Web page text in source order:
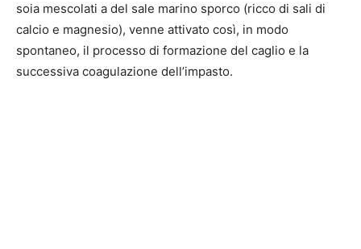
soia mescolati a del sale marino sporco (ricco di sali di
calcio e magnesio), venne attivato così, in modo
spontaneo, il processo di formazione del caglio e la
successiva coagulazione dell’impasto.